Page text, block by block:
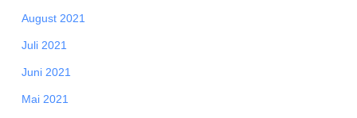
August 2021
Juli 2021
Juni 2021
Mai 2021